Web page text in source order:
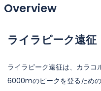
Overview
ライラピーク遠征
ライラピーク遠征は、カラコ
6000mのピークを登るため